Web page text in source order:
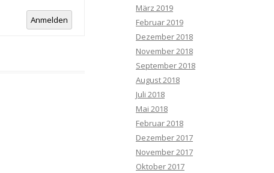
Anmelden
März 2019
Februar 2019
Dezember 2018
November 2018
September 2018
August 2018
Juli 2018
Mai 2018
Februar 2018
Dezember 2017
November 2017
Oktober 2017